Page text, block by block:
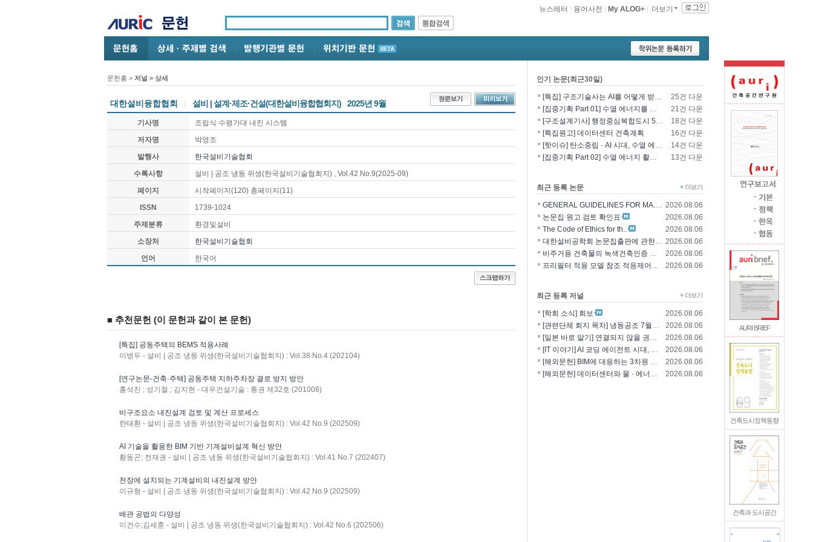
AURI BRIEF
건축도시정책동향
건축과 도시공간
더보기
My ALOG+
용어사전
뉴스레터
문헌홈 > 저널 > 상세
대한설비융합협회 | 설비 | 설계·제조·건설(대한설비융합협회지) 2025년 9월
기사명
조립식 수평가대 내진 시스템
저자명
박영조
발행사
한국설비기술협회
수록사항
설비 | 공조 냉동 위생(한국설비기술협회지) , Vol.42 No.9(2025-09)
페이지
시작페이지(120) 총페이지(11)
ISSN
1739-1024
주제분류
환경및설비
소장처
한국설비기술협회
언어
한국어
■ 추천문헌 (이 문헌과 같이 본 문헌)
[특집] 공동주택의 BEMS 적용사례
이병두 - 설비 | 공조 냉동 위생(한국설비기술협회지) : Vol.38 No.4 (202104)
[연구논문-건축·주택] 공동주택 지하주차장 결로 방지 방안
홍석진 ; 성기철 ; 김지현 - 대우건설기술 : 통권 제32호 (201008)
비구조요소 내진설계 검토 및 계산 프로세스
한태환 - 설비 | 공조 냉동 위생(한국설비기술협회지) : Vol.42 No.9 (202509)
AI 기술을 활용한 BIM 기반 기계설비설계 혁신 방안
황동곤; 전재권 - 설비 | 공조 냉동 위생(한국설비기술협회지) : Vol.41 No.7 (202407)
천장에 설치되는 기계설비의 내진설계 방안
이규형 - 설비 | 공조 냉동 위생(한국설비기술협회지) : Vol.42 No.9 (202509)
배관 공법의 다양성
이건수;김세훈 - 설비 | 공조 냉동 위생(한국설비기술협회지) : Vol.42 No.6 (202506)
인기 논문(최근30일)
[특집] 구조기술사는 AI를 어떻게 받아들일 것인가? - 영국구조기술사회의 AI 및 L..
25건 다운
[집중기획 Part 01] 수열 에너지를 이용한 건물 냉난방 및 데이터센터 냉각
21건 다운
[구조설계기사] 행정중심복합도시 5-1생활권 L5BL 공공주택 건설공사 모듈러 건축물 ..
18건 다운
[특집원고] 데이터센터 건축계획
16건 다운
[핫이슈] 탄소중립 · AI 시대, 수열 에너지 기술의 재조명과 고도화 방향
14건 다운
[집중기획 Part 02] 수열 에너지 활용 기술 및 수열 플랜트 적용
13건 다운
최근 등록 논문
GENERAL GUIDELINES FOR MA.. 2026.08.06
논문집 원고 검토 확인표
2026.08.06
The Code of Ethics for th..
2026.08.06
대한설비공학회 논문집출판에 관한 윤리규정 2026.08.06
비주거용 건축물의 녹색건축인증 에너지 및 환경..
2026.08.06
프리필터 적용 모델 참조 적응제어에 의한 가변..
2026.08.06
최근 등록 저널
[학회 소식] 회보
2026.08.06
[관련단체 회지 목차] 냉동공조 7월호(한국냉..
2026.08.06
[일본 바로 알기] 연결되지 않을 권리를 찾는..
2026.08.06
[IT 이야기] AI 코딩 에이전트 시대, 엔..
2026.08.06
[해외문헌] BIM에 대응하는 3차원 건축 설..
2026.08.06
[해외문헌] 데이터센터와 물 · 에너지의 통합..
2026.08.06